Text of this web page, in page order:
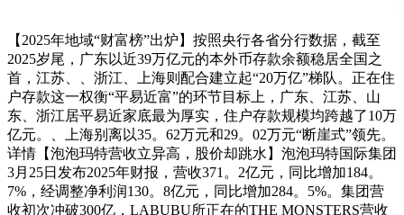
【2025年地域“财富榜”出炉】按照央行各省分行数据，截至
2025岁尾，广东以近39万亿元的本外币存款余额稳居全国之
首，江苏、、浙江、上海则配合建立起“20万亿”梯队。正在住
户存款这一权衡“平易近富”的环节目标上，广东、江苏、山
东、浙江居平易近家底最为厚实，住户存款规模均跨越了10万
亿元。、上海别离以35。62万元和29。02万元“断崖式”领先。
详情【泡泡玛特营收立异高，股价却跳水】泡泡玛特国际集团
3月25日发布2025年财报，营收371。2亿元，同比增加184。
7%，经调整净利润130。8亿元，同比增加284。5%。集团营
收初次冲破300亿，LABUBU所正在的THE MONSTERS营收